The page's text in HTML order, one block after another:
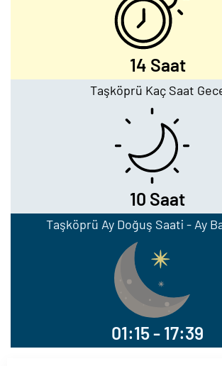
14 Saat
Taşköprü Kaç Saat
10 Saat
Taşköprü Ay Doğuş Saati - Ay
01:15 - 17:39